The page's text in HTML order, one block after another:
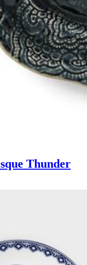
Thunder